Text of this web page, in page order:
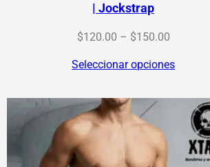
| Jockstrap
$120.00 – $150.00Price
$120.00
$150.00
Seleccionar opciones